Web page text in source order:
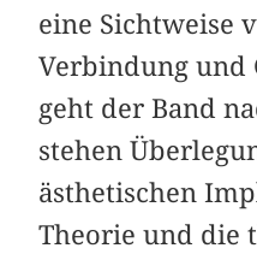
eine Sichtweise
Verbindung und
geht der Band
stehen
ästhetischen
Theorie und die